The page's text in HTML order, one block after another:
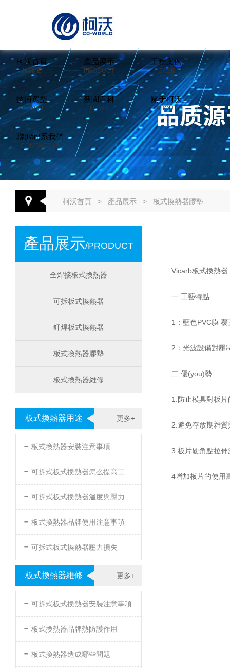
柯沃首頁
HOME
產品展示
PRODUCT
工程案例
CASE
技術選型
SERVICE
新聞百科
NEWS
關于柯沃
ABOUT
聯(lián)系我們
CONTACT US
柯沃首頁 > 產品展示 > 板式換熱器膠墊
產品展示/PRODUCT
全焊接板式換熱器
可拆板式換熱器
釬焊板式換熱器
板式換熱器膠墊
板式換熱器維修
更多+
板式換熱器用途
- 板式換熱器安裝注意事項
- 可拆式板式換熱器怎么提高工作效率
- 可拆式板式換熱器溫度與壓力的要求
- 板式換熱器品牌使用注意事項
- 可拆式板式換熱器壓力損失
更多+
板式換熱器維修
- 可拆式板式換熱器安裝注意事項
- 板式換熱器品牌熱防護作用
- 板式換熱器造成哪些問題
Vicarb板式換熱器
一.工藝特點
1：藍色PVC膜
2：光波設備對壓制
二.優(yōu)勢
1.防止模具對板片
2.避免存放期雜質
3.板片硬角點拉伸
4增加板片的使用